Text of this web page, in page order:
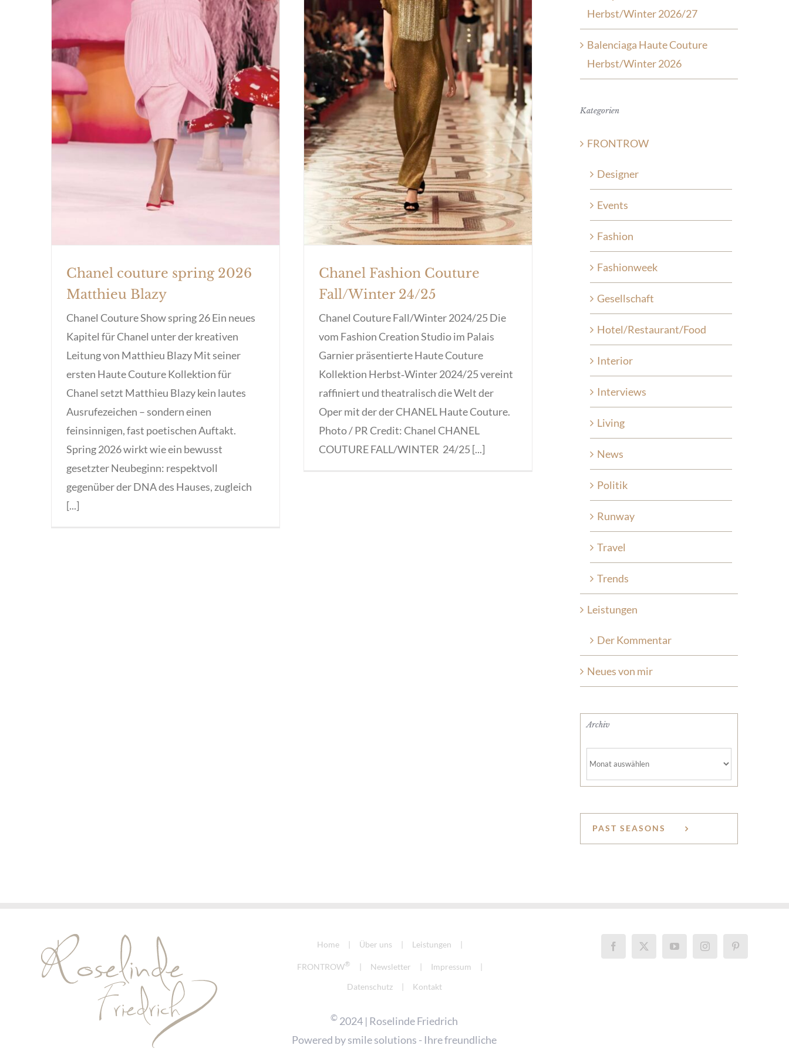
Chanel couture spring 2026
Matthieu Blazy
Chanel couture spring 2026
Matthieu Blazy
Chanel Couture Show spring 26 Ein neues
Kapitel für Chanel unter der kreativen
Leitung von Matthieu Blazy Mit seiner
ersten Haute Couture Kollektion für
Chanel setzt Matthieu Blazy kein lautes
Ausrufezeichen – sondern einen
feinsinnigen, fast poetischen Auftakt.
Spring 2026 wirkt wie ein bewusst
gesetzter Neubeginn: respektvoll
gegenüber der DNA des Hauses, zugleich
[...]
Chanel Fashion Couture
Fall/Winter 24/25
Chanel Fashion Couture
Fall/Winter 24/25
Chanel Couture Fall/Winter 2024/25 Die
vom Fashion Creation Studio im Palais
Garnier präsentierte Haute Couture
Kollektion Herbst‑Winter 2024/25 vereint
raffiniert und theatralisch die Welt der
Oper mit der der CHANEL Haute Couture.
Photo / PR Credit: Chanel CHANEL
COUTURE FALL/WINTER 24/25 [...]
Herbst/Winter 2026/27
Balenciaga Haute Couture
Herbst/Winter 2026
Kategorien
FRONTROW
Designer
Events
Fashion
Fashionweek
Gesellschaft
Hotel/Restaurant/Food
Interior
Interviews
Living
News
Politik
Runway
Travel
Trends
Leistungen
Der Kommentar
Neues von mir
Archiv
PAST SEASONS
Home Über uns Leistungen
FRONTROW® Newsletter
Impressum
Datenschutz
Kontakt
© 2024 | Roselinde Friedrich
Powered bysmile solutions - Ihre freundliche